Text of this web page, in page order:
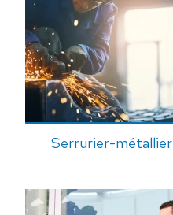
Serrurier-métallier